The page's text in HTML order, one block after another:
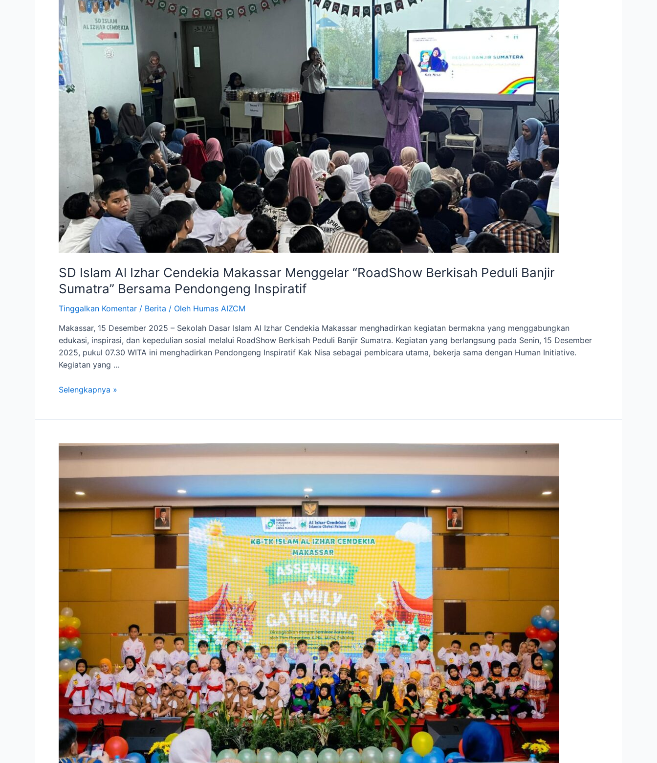
SD Islam Al Izhar Cendekia Makassar Menggelar “RoadShow Berkisah Peduli Banjir
Sumatra” Bersama Pendongeng Inspiratif
Tinggalkan Komentar / Berita / Oleh Humas AIZCM
Makassar, 15 Desember 2025 – Sekolah Dasar Islam Al Izhar Cendekia Makassar menghadirkan kegiatan bermakna yang menggabungkan
edukasi, inspirasi, dan kepedulian sosial melalui RoadShow Berkisah Peduli Banjir Sumatra. Kegiatan yang berlangsung pada Senin, 15 Desember
2025, pukul 07.30 WITA ini menghadirkan Pendongeng Inspiratif Kak Nisa sebagai pembicara utama, bekerja sama dengan Human Initiative.
Kegiatan yang …
SD
Makassar
Menggelar
Peduli
Banjir
Bersama
Selengkapnya »